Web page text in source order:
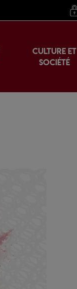
CULTURE ET
SOCIÉTÉ